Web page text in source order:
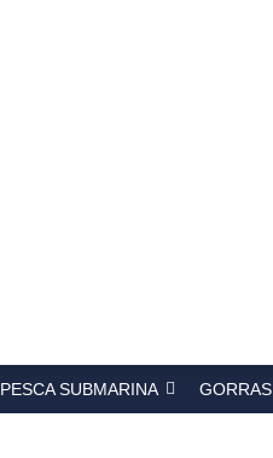
PESCA SUBMARINA GORRAS